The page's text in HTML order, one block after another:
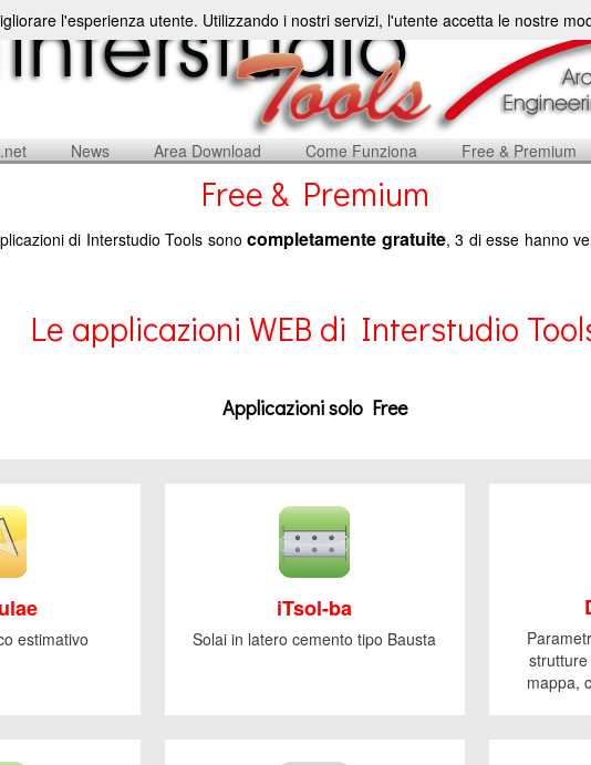
News Area Download Come Funziona Free & Premium
Free & Premium
di Interstudio Tools sonocompletamente gratuite, 3 di esse hanno
Le applicazioni WEB di Interstudio
Applicazioni solo Free
estimativo
iTsol-ba
Solai in latero cemento tipo Bausta
mappa,
l'esperienza utente. Utilizzando i nostri servizi, l'utente accetta le nostre